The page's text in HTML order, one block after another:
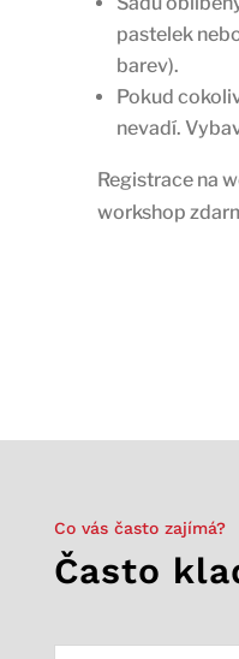
pastelek
barev).
Pokud
nevadí.
Registrace na
workshop
Co vás často zajímá?
Často